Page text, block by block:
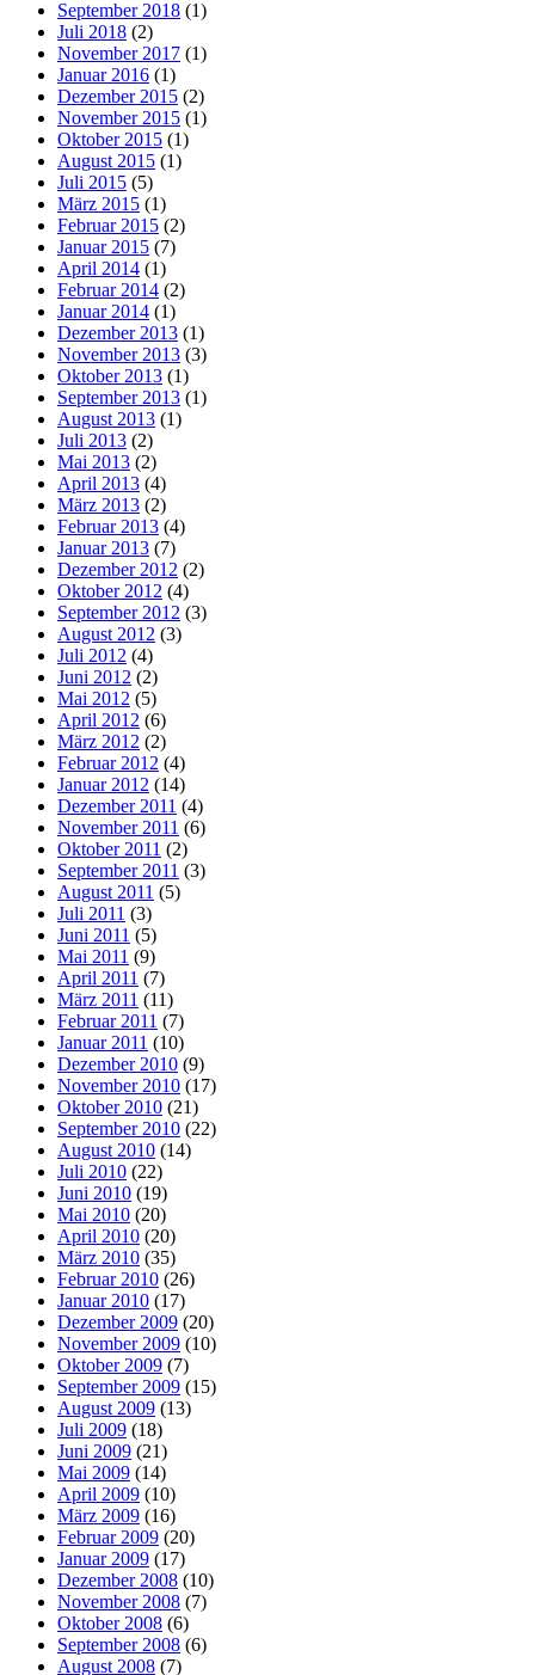
September 2018 (1)
Juli 2018 (2)
November 2017 (1)
Januar 2016 (1)
Dezember 2015 (2)
November 2015 (1)
Oktober 2015 (1)
August 2015 (1)
Juli 2015 (5)
März 2015 (1)
Februar 2015 (2)
Januar 2015 (7)
April 2014 (1)
Februar 2014 (2)
Januar 2014 (1)
Dezember 2013 (1)
November 2013 (3)
Oktober 2013 (1)
September 2013 (1)
August 2013 (1)
Juli 2013 (2)
Mai 2013 (2)
April 2013 (4)
März 2013 (2)
Februar 2013 (4)
Januar 2013 (7)
Dezember 2012 (2)
Oktober 2012 (4)
September 2012 (3)
August 2012 (3)
Juli 2012 (4)
Juni 2012 (2)
Mai 2012 (5)
April 2012 (6)
März 2012 (2)
Februar 2012 (4)
Januar 2012 (14)
Dezember 2011 (4)
November 2011 (6)
Oktober 2011 (2)
September 2011 (3)
August 2011 (5)
Juli 2011 (3)
Juni 2011 (5)
Mai 2011 (9)
April 2011 (7)
März 2011 (11)
Februar 2011 (7)
Januar 2011 (10)
Dezember 2010 (9)
November 2010 (17)
Oktober 2010 (21)
September 2010 (22)
August 2010 (14)
Juli 2010 (22)
Juni 2010 (19)
Mai 2010 (20)
April 2010 (20)
März 2010 (35)
Februar 2010 (26)
Januar 2010 (17)
Dezember 2009 (20)
November 2009 (10)
Oktober 2009 (7)
September 2009 (15)
August 2009 (13)
Juli 2009 (18)
Juni 2009 (21)
Mai 2009 (14)
April 2009 (10)
März 2009 (16)
Februar 2009 (20)
Januar 2009 (17)
Dezember 2008 (10)
November 2008 (7)
Oktober 2008 (6)
September 2008 (6)
August 2008 (7)